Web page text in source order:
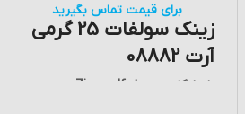
برای قیمت تماس بگیرید
زینک سولفات 25 گرمی
آرت 08882
نام انگلیسی: Zinc sulfate